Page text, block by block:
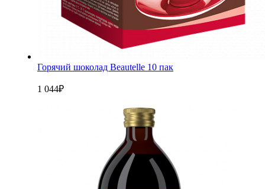
Горячий шоколад Beautelle 10 пак
1 044₽